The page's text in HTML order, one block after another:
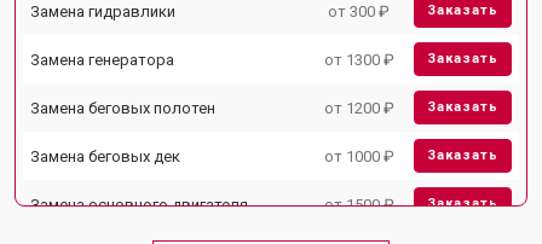
Замена гидравлики от 300 ₽ Заказать
Замена генератора от 1300 ₽ Заказать
Замена беговых полотен от 1200 ₽ Заказать
Замена беговых дек от 1000 ₽ Заказать
Замена основного двигателя от 1500 ₽ Заказать